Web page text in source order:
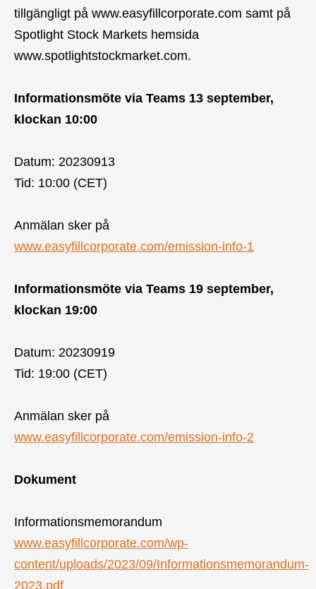
tillgängligt på www.easyfillcorporate.com samt på
Spotlight Stock Markets hemsida
www.spotlightstockmarket.com.
Informationsmöte via Teams 13 september,
klockan 10:00
Datum: 20230913
Tid: 10:00 (CET)
Anmälan sker på
www.easyfillcorporate.com/emission-info-1
Informationsmöte via Teams 19 september,
klockan 19:00
Datum: 20230919
Tid: 19:00 (CET)
Anmälan sker på
www.easyfillcorporate.com/emission-info-2
Dokument
Informationsmemorandum
www.easyfillcorporate.com/wp-
content/uploads/2023/09/Informationsmemorandum-
2023.pdf